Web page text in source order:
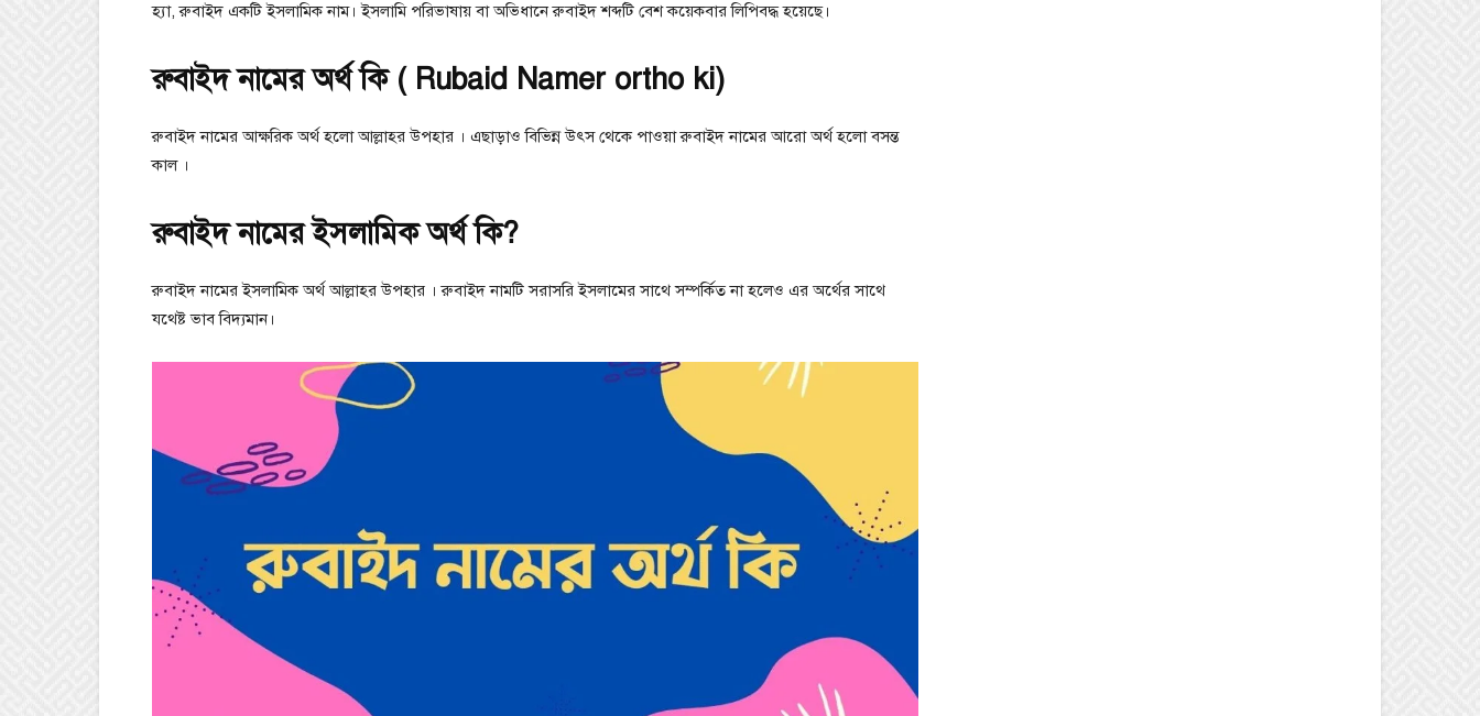
হ্যা, রুবাইদ একটি ইসলামিক নাম। ইসলামি পরিভাষায় বা অভিধানে রুবাইদ শব্দটি বেশ কয়েকবার লিপিবদ্ধ হয়েছে।
রুবাইদ নামের অর্থ কি ( Rubaid Namer ortho ki)
রুবাইদ নামের আক্ষরিক অর্থ হলো আল্লাহর উপহার । এছাড়াও বিভিন্ন উৎস থেকে পাওয়া রুবাইদ নামের আরো অর্থ হলো বসন্ত
কাল ।
রুবাইদ নামের ইসলামিক অর্থ কি?
রুবাইদ নামের ইসলামিক অর্থ আল্লাহর উপহার । রুবাইদ নামটি সরাসরি ইসলামের সাথে সম্পর্কিত না হলেও এর অর্থের সাথে
যথেষ্ট ভাব বিদ্যমান।